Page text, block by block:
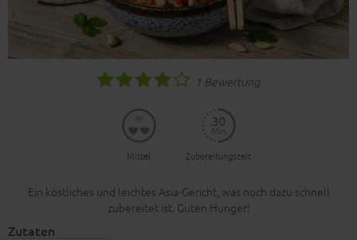
1 Bewertung
Mittel Zubereitungszeit
Ein köstliches und leichtes Asia-Gericht, was noch dazu schnell
zubereitet ist. Guten Hunger!
Zutaten